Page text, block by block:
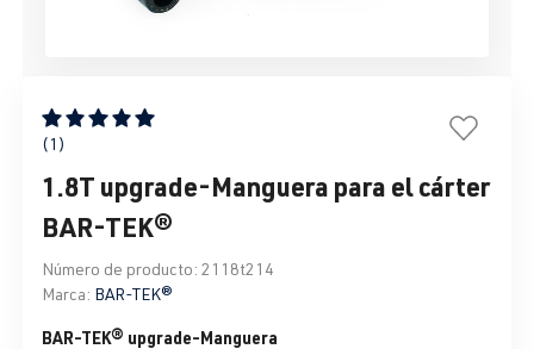
Calificación promedio de 5 de 5 estrellas
(1)
1.8T upgrade-Manguera para el cárter
BAR-TEK®
Número de producto: 2118t214
Marca: BAR-TEK®
BAR-TEK® upgrade-Manguera